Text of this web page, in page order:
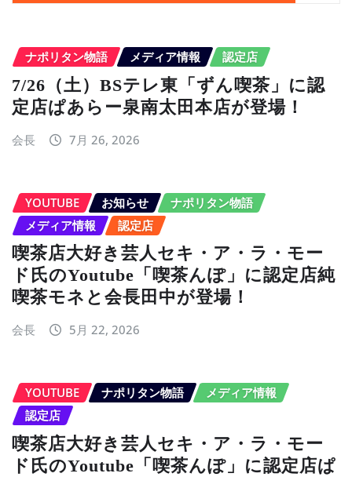
ナポリタン物語 メディア情報 認定店
7/26（土）BSテレ東「ずん喫茶」に認
定店ぱあらー泉南太田本店が登場！
会長 7月 26, 2026
YOUTUBE お知らせ
ナポリタン物語
メディア情報
認定店
喫茶店大好き芸人セキ・ア・ラ・モー
ド氏のYoutube「喫茶んぽ」に認定店純
喫茶モネと会長田中が登場！
会長 5月 22, 2026
YOUTUBE ナポリタン物語
メディア情報
認定店
喫茶店大好き芸人セキ・ア・ラ・モー
ド氏のYoutube「喫茶んぽ」に認定店ぱ